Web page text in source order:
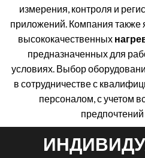
измерения, контроля и
приложений. Компания также
высококачественных
предназначенных для
условиях. Выбор
в сотрудничестве с
персоналом, с учетом
предпочтений